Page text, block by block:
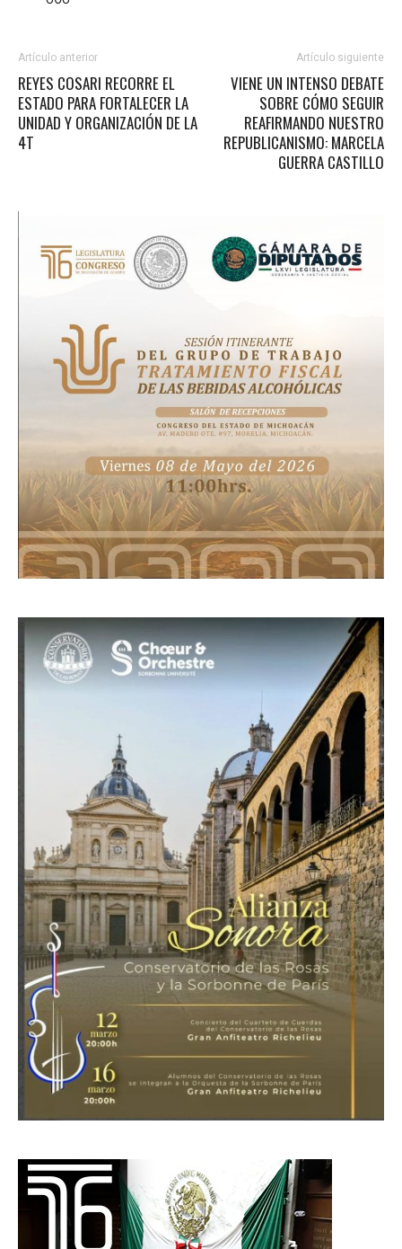
Artículo anterior
REYES COSARI RECORRE EL
ESTADO PARA FORTALECER LA
UNIDAD Y ORGANIZACIÓN DE LA
4T
Artículo siguiente
VIENE UN INTENSO DEBATE
SOBRE CÓMO SEGUIR
REAFIRMANDO NUESTRO
REPUBLICANISMO: MARCELA
GUERRA CASTILLO